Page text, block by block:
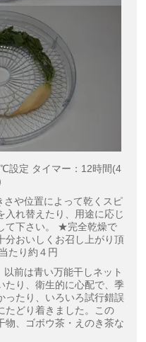
設定 タイマー：12時間(4
さや位置によって乾くスピ
入れ替えたり、用途に応じ
て下さい。 ★完全乾燥で
分おいしくお召し上がり頂
たり約４円
以前は青い万能干しネット
たり、衛生的に心配で、季
ったり、いろいろ試行錯誤
たどり着きました。この
物、ゴボウ茶・えのき茶な